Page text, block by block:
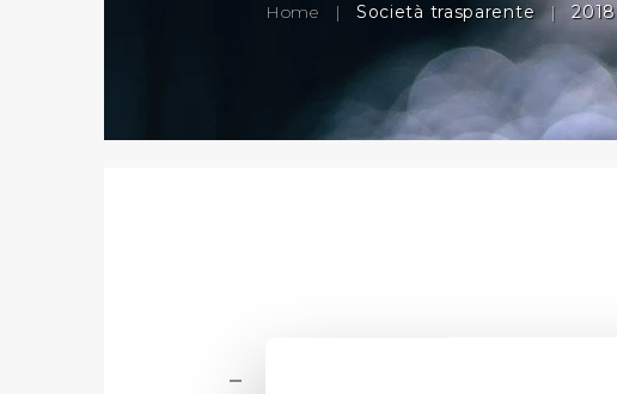
Home | Società trasparente | 2018